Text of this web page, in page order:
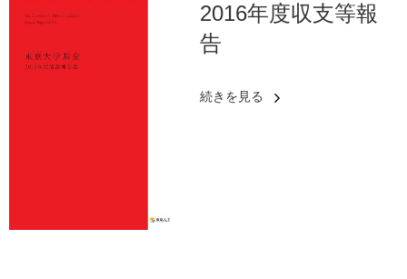
2016年度収支等報
告
続きを見る